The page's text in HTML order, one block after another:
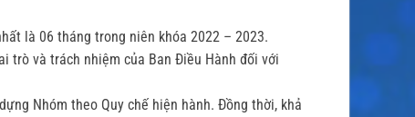
là 06 tháng trong niên khóa 2022 – 2023.
trò và trách nhiệm của Ban Điều Hành đối với
Nhóm theo Quy chế hiện hành. Đồng thời, khả